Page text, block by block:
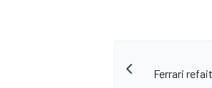
Ferrari